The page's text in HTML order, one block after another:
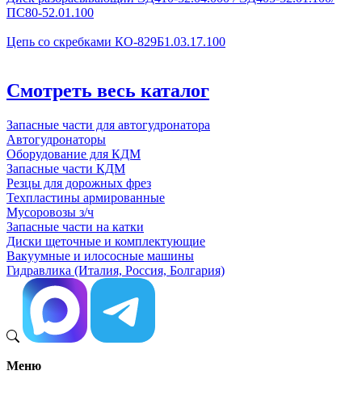
ПС80-52.01.100
Цепь со скребками КО-829Б1.03.17.100
Смотреть весь каталог
Запасные части для автогудронатора
Автогудронаторы
Оборудование для КДМ
Запасные части КДМ
Резцы для дорожных фрез
Техпластины армированные
Мусоровозы з/ч
Запасные части на катки
Диски щеточные и комплектующие
Вакуумные и илососные машины
Гидравлика (Италия, Россия, Болгария)
Меню